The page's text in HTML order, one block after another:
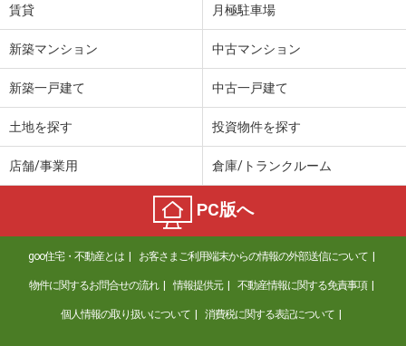
賃貸 月極駐車場
新築マンション 中古マンション
新築一戸建て 中古一戸建て
土地を探す 投資物件を探す
店舗/事業用 倉庫/トランクルーム
PC版へ
goo住宅・不動産とは お客さまご利用端末からの情報の外部送信について
物件に関するお問合せの流れ 情報提供元 不動産情報に関する免責事項
個人情報の取り扱いについて 消費税に関する表記について